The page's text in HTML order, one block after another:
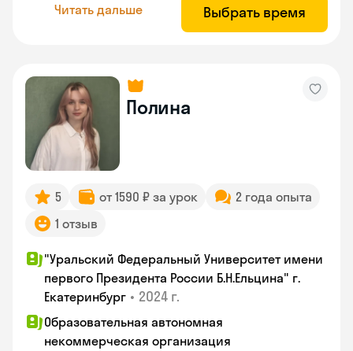
Читать дальше Выбрать время
Полина
5 от 1590 ₽ за урок
2 года опыта
1 отзыв
"Уральский Федеральный Университет имени
первого Президента России Б.Н.Ельцина" г.
Екатеринбург • 2024 г.
Образовательная автономная
некоммерческая организация